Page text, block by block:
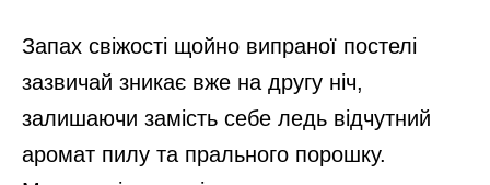
Запах свіжості щойно випраної постелі
зазвичай зникає вже на другу ніч,
залишаючи замість себе ледь відчутний
аромат пилу та прального порошку.